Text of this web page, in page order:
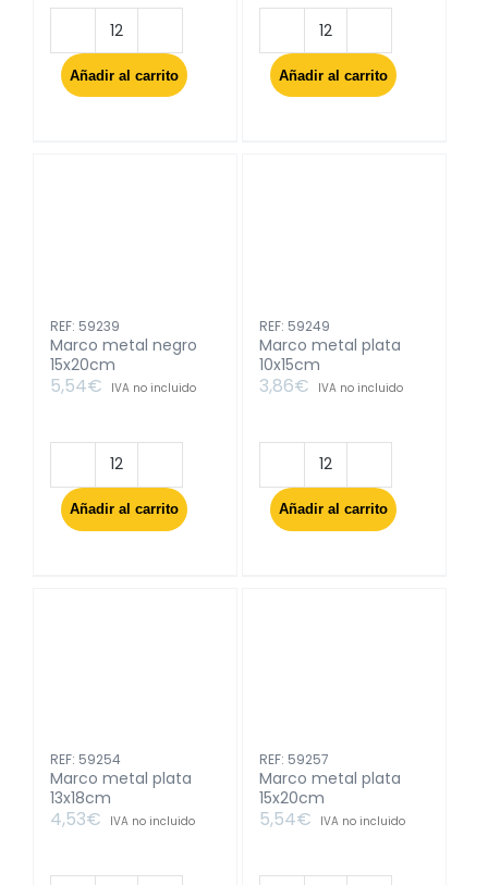
Marco
metal
cobre
Añadir al carrito
Marco
metal
cobre
Añadir al carrito
REF: 59239
Marco metal negro
15x20cm
5,54€ IVA no incluido
Marco
metal
negro
Añadir al carrito
REF: 59249
Marco metal plata
10x15cm
3,86€ IVA no incluido
Marco
metal
plata
Añadir al carrito
REF: 59254
Marco metal plata
13x18cm
4,53€ IVA no incluido
REF: 59257
Marco metal plata
15x20cm
5,54€ IVA no incluido